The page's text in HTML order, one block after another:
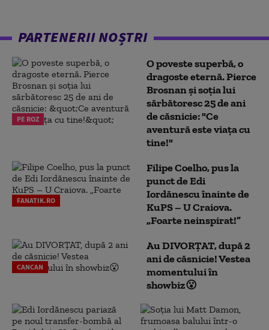
PARTENERII NOȘTRI
PE ROZ
O poveste superbă, o
dragoste eternă. Pierce
Brosnan și soția lui
sărbătoresc 25 de ani
de căsnicie: "Ce
aventură este viața cu
tine!"
FANATIK.RO
Filipe Coelho, pus la
punct de Edi
Iordănescu înainte de
KuPS – U Craiova.
„Foarte neinspirat!”
CANCAN
Au DIVORȚAT, după 2
ani de căsnicie! Vestea
momentului în
showbiz😮